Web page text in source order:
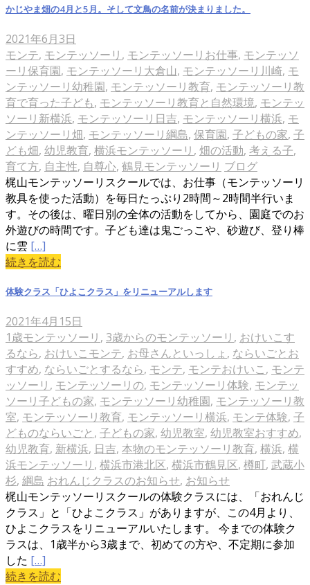
かじやま畑の4月と5月。そして文鳥の名前が決まりました。
2021年6月3日
モンテ, モンテッソーリ , モンテッソーリお仕事, モンテッソ
ーリ保育園, モンテッソーリ大倉山, モンテッソーリ川崎, モ
ンテッソーリ幼稚園, モンテッソーリ教育, モンテッソーリ教
育で育った子ども, モンテッソーリ教育と自然環境, モンテッ
ソーリ新横浜, モンテッソーリ日吉, モンテッソーリ横浜, モ
ンテッソーリ畑, モンテッソーリ綱島, 保育園, 子どもの家, 子
ども畑, 幼児教育, 横浜モンテッソーリ , 畑の活動, 考える子,
育て方, 自主性, 自尊心, 鶴見モンテッソーリ ブログ
梶山モンテッソーリスクールでは、お仕事（モンテッソーリ
教具を使った活動）を毎日たっぷり2時間～2時間半行いま
す。その後は、曜日別の全体の活動をしてから、園庭でのお
外遊びの時間です。子ども達は鬼ごっこや、砂遊び、登り棒
に雲 […]
続きを読む
体験クラス「ひよこクラス」をリニューアルします
2021年4月15日
1歳モンテッソーリ , 3歳からのモンテッソーリ , おけいこす
るなら, おけいこモンテ, お母さんといっしょ , ならいごとお
すすめ, ならいごとするなら, モンテ, モンテおけいこ , モンテ
ッソーリ , モンテッソーリの, モンテッソーリ体験, モンテッ
ソーリ子どもの家, モンテッソーリ幼稚園, モンテッソーリ教
室, モンテッソーリ教育, モンテッソーリ横浜, モンテ体験, 子
どものならいごと , 子どもの家, 幼児教室, 幼児教室おすすめ,
幼児教育, 新横浜, 日吉, 本物のモンテッソーリ教育, 横浜, 横
浜モンテッソーリ , 横浜市港北区, 横浜市鶴見区, 樽町, 武蔵小
杉, 綱島 おれんじクラスのお知らせ, お知らせ
梶山モンテッソーリスクールの体験クラスには、「おれんじ
クラス」と「ひよこクラス」がありますが、この4月より、
ひよこクラスをリニューアルいたします。 今までの体験ク
ラスは、1歳半から3歳まで、初めての方や、不定期に参加
した […]
続きを読む